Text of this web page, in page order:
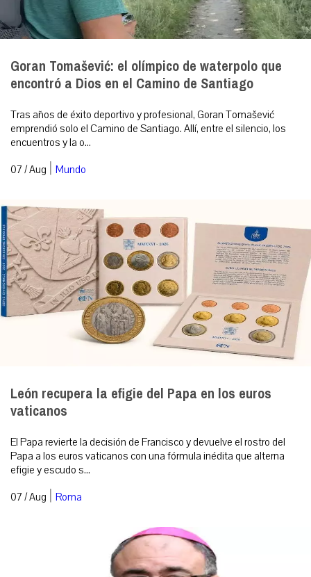
Goran Tomašević: el olímpico de waterpolo que
encontró a Dios en el Camino de Santiago
Tras años de éxito deportivo y profesional, Goran Tomašević
emprendió solo el Camino de Santiago. Allí, entre el silencio, los
encuentros y la o...
07 / Aug | Mundo
León recupera la efigie del Papa en los euros
vaticanos
El Papa revierte la decisión de Francisco y devuelve el rostro del
Papa a los euros vaticanos con una fórmula inédita que alterna
efigie y escudo s...
07 / Aug | Roma